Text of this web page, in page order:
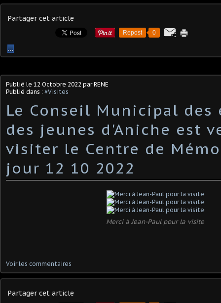
Partager cet article
Repost 0
…
Publié le 12 Octobre 2022 par RENE
Publié dans : #Visites
Le Conseil Municipal
des jeunes d'Aniche est
visiter le Centre de
jour 12 10 2022
Merci à Jean-Paul pour la visite
Voir les commentaires
Partager cet article